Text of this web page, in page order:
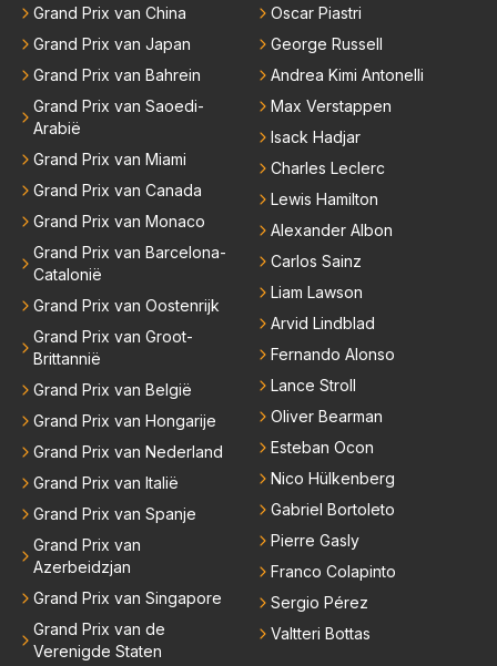
Grand Prix van China
Grand Prix van Japan
Grand Prix van Bahrein
Grand Prix van Saoedi-
Arabië
Grand Prix van Miami
Grand Prix van Canada
Grand Prix van Monaco
Grand Prix van Barcelona-
Catalonië
Grand Prix van Oostenrijk
Grand Prix van Groot-
Brittannië
Grand Prix van België
Grand Prix van Hongarije
Grand Prix van Nederland
Grand Prix van Italië
Grand Prix van Spanje
Grand Prix van
Azerbeidzjan
Grand Prix van Singapore
Grand Prix van de
Verenigde Staten
Oscar Piastri
George Russell
Andrea Kimi Antonelli
Max Verstappen
Isack Hadjar
Charles Leclerc
Lewis Hamilton
Alexander Albon
Carlos Sainz
Liam Lawson
Arvid Lindblad
Fernando Alonso
Lance Stroll
Oliver Bearman
Esteban Ocon
Nico Hülkenberg
Gabriel Bortoleto
Pierre Gasly
Franco Colapinto
Sergio Pérez
Valtteri Bottas